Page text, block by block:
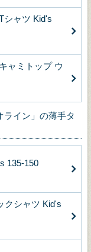
シャツ Kid's
ャミトップ ウ
ライン」の薄手タ
135-150
クシャツ Kid's